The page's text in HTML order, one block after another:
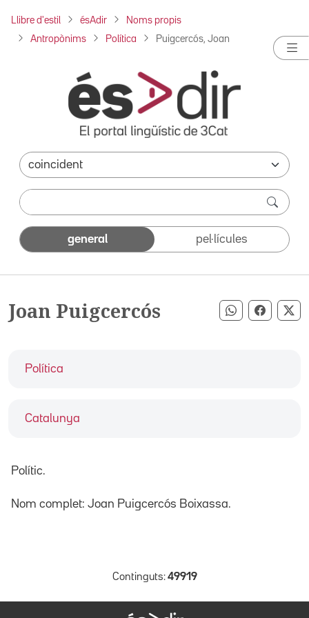
Llibre d'estil ésAdir Noms propis
Antropònims Política Puigcercós, Joan
general pel·lícules
Joan Puigcercós Compartir
Política
Catalunya
Polític.
Nom complet: Joan Puigcercós Boixassa.
Continguts: 49919